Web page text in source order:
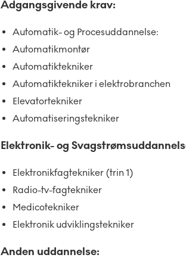
Adgangsgivende krav:
Automatik- og Procesuddannelse:
Automatikmontør
Automatiktekniker
Automatiktekniker i elektrobranchen
Elevatortekniker
Automatiseringstekniker
Elektronik- og
Elektronikfagtekniker (trin 1)
Radio-tv-fagtekniker
Medicotekniker
Elektronik udviklingstekniker
Anden uddannelse: